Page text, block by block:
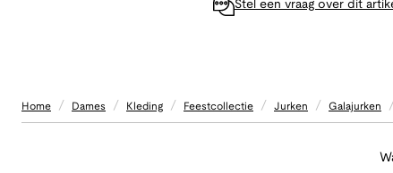
Stel een vraag over dit
Home / Dames / Kleding / Feestcollectie / Jurken / Galajurken /